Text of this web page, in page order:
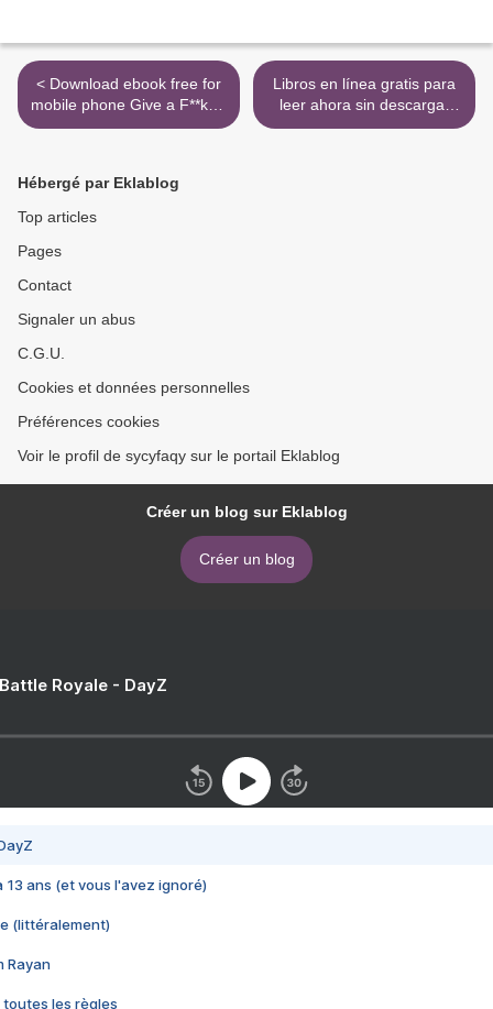
< Download ebook free for
mobile phone Give a F**k: A
Brief Inventory of Ways in
Libros en línea gratis para
leer ahora sin descargar
NUESTRO MUNDO
Hébergé par Eklablog
Top articles
Pages
Contact
Signaler un abus
C.G.U.
Cookies et données personnelles
Préférences cookies
Voir le profil de sycyfaqy sur le portail Eklablog
Créer un blog sur Eklablog
Créer un blog
Royale - DayZ
13 ans (et vous l'avez ignoré)
(littéralement)
Rayan
toutes les règles